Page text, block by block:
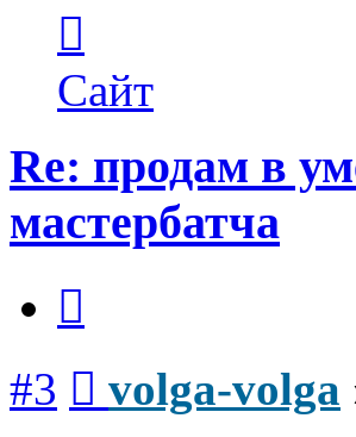
пользователя
volga-
volga
Сайт
Re: продам в
мастербатча
#3 volga-volga